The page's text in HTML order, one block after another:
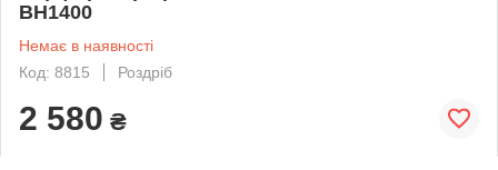
BH1400
Немає в наявності
Код: 8815
Роздріб
2 580 ₴